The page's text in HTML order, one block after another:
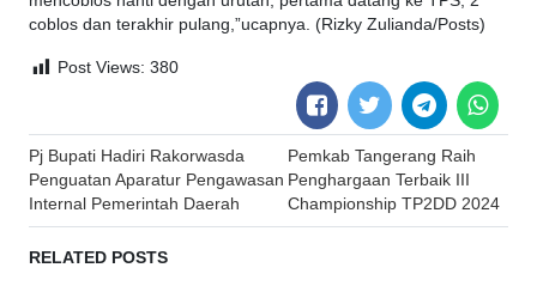
coblos dan terakhir pulang,”ucapnya. (Rizky Zulianda/Posts)
Post Views: 380
Post
navigation
Pj Bupati Hadiri Rakorwasda
Penguatan Aparatur Pengawasan
Internal Pemerintah Daerah
Pemkab Tangerang Raih
Penghargaan Terbaik III
Championship TP2DD 2024
RELATED POSTS